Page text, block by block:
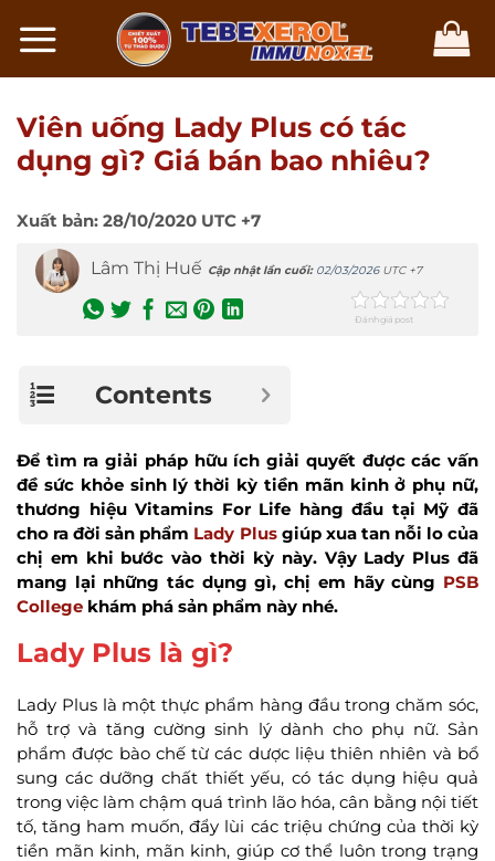
đến
Viên uống Lady Plus có tác
dụng gì? Giá bán bao nhiêu?
Xuất bản: 28/10/2020 UTC +7
Lâm Thị Huế Cập nhật lần cuối: 02/03/2026UTC +7
Đánh giá post
Contents
Để tìm ra giải pháp hữu ích giải quyết được các vấn
đề sức khỏe sinh lý thời kỳ tiền mãn kinh ở phụ nữ,
thương hiệu Vitamins For Life hàng đầu tại Mỹ đã
cho ra đời sản phẩm Lady Plusgiúp xua tan nỗi lo của
chị em khi bước vào thời kỳ này. Vậy Lady Plus đã
mang lại những tác dụng gì, chị em hãy cùng PSB
College khám phá sản phẩm này nhé.
Lady Plus là gì?
Lady Plus là một thực phẩm hàng đầu trong chăm sóc,
hỗ trợ và tăng cường sinh lý dành cho phụ nữ. Sản
phẩm được bào chế từ các dược liệu thiên nhiên và bổ
sung các dưỡng chất thiết yếu, có tác dụng hiệu quả
trong việc làm chậm quá trình lão hóa, cân bằng nội tiết
tố, tăng ham muốn, đẩy lùi các triệu chứng của thời kỳ
tiền mãn kinh, mãn kinh, giúp cơ thể luôn trong trạng